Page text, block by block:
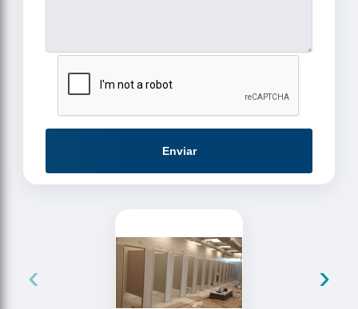
Enviar
‹ ›